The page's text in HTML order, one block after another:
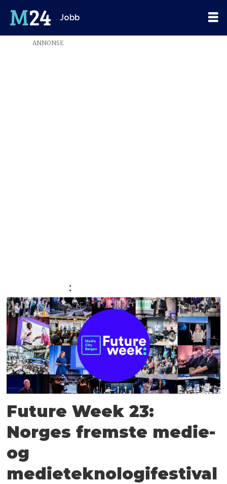
Jobb
Emne:
ANNONSE
:
Future Week 23:
Norges fremste medie-
og
medieteknologifestival